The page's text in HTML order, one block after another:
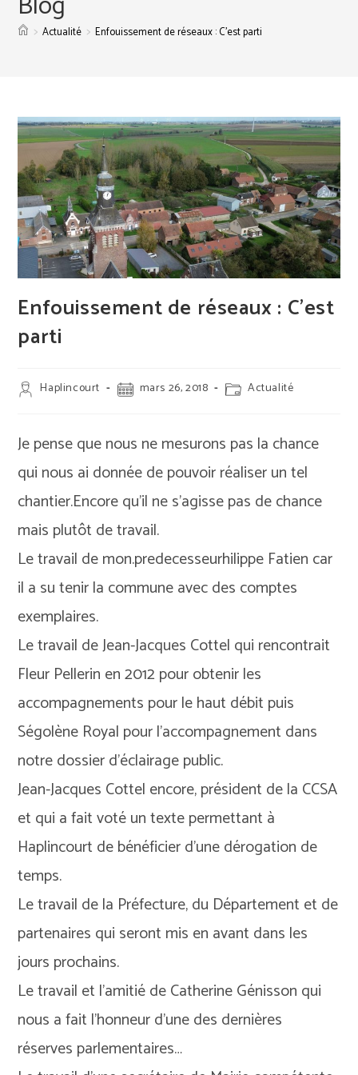
> Actualité > Enfouissement de réseaux : C’est parti
Enfouissement de réseaux : C’est
parti
Auteur/autrice
de
Haplincourt
Publication
publiée :
mars 26, 2018
Post Actualité
Je pense que nous ne mesurons pas la chance
qui nous ai donnée de pouvoir réaliser un tel
chantier.Encore qu’il ne s’agisse pas de chance
mais plutôt de travail.
Le travail de mon.predecesseurhilippe Fatien car
il a su tenir la commune avec des comptes
exemplaires.
Le travail de Jean-Jacques Cottel qui rencontrait
Fleur Pellerin en 2012 pour obtenir les
accompagnements pour le haut débit puis
Ségolène Royal pour l’accompagnement dans
notre dossier d’éclairage public.
Jean-Jacques Cottel encore, président de la CCSA
et qui a fait voté un texte permettant à
Haplincourt de bénéficier d’une dérogation de
temps.
Le travail de la Préfecture, du Département et de
partenaires qui seront mis en avant dans les
jours prochains.
Le travail et l’amitié de Catherine Génisson qui
nous a fait l’honneur d’une des dernières
réserves parlementaires…